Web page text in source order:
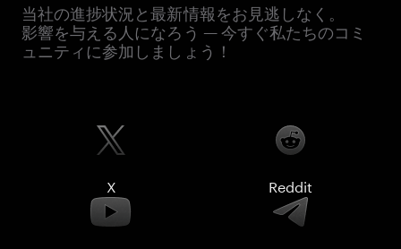
当社の進捗状況と最新情報をお見逃しなく。
影響を与える人になろう — 今すぐ私たちのコミ
ュニティに参加しましょう！
X Reddit